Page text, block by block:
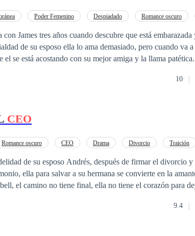
Poder Femenino Despiadado Romance oscuro
James tres años cuando descubre que está
de su esposo ella lo ama demasiado, pero cuando va
acostando con su mejor amiga y la llama patética. Ella sin poder creer lo que
para fortalecerse y buscar venganza luego, para hacerles
y ella sin más opciones decide acceder. Los dos terminan
desarrollarse entre ellos. ¿Podrá surgir el amor entre los dos? ¿Podrán
10
CEO
Romance oscuro CEO Drama Divorcio Traición
de su esposo Andrés, después de firmar el divorcio y
ella para salvar a su hermana se convierte en la
el camino no tiene final, ella no tiene el corazón para
9.4